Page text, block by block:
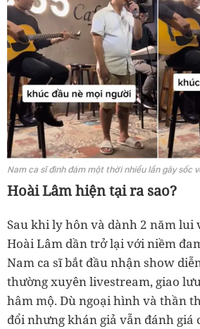
Nam ca sĩ đình đám một thời nhiều lần gây sốc
Hoài Lâm hiện tại ra sao?
Sau khi ly hôn và dành 2 năm lui
Hoài Lâm dần trở lại với niềm
Nam ca sĩ bắt đầu nhận show
thường xuyên livestream, giao
hâm mộ. Dù ngoại hình và thần
đổi nhưng khán giả vẫn đánh giá